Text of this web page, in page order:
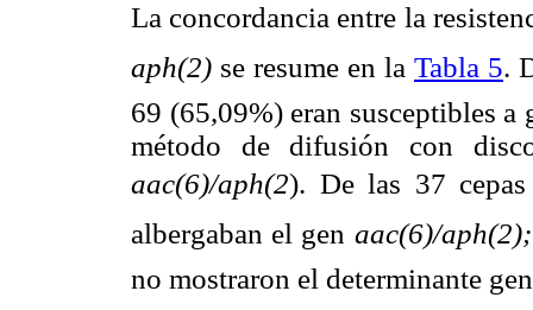
La concordancia entre la
aph(2) se resume en la Tabla 5.
69 (65,09%) eran susceptibles
método de difusión con
aac(6)/aph(2). De las 37
albergaban el gen aac(6)/
no mostraron el determinante